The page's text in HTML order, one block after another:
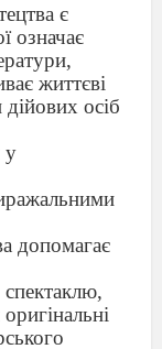
є
означає
життєві
осіб
у
допомагає
спектаклю,